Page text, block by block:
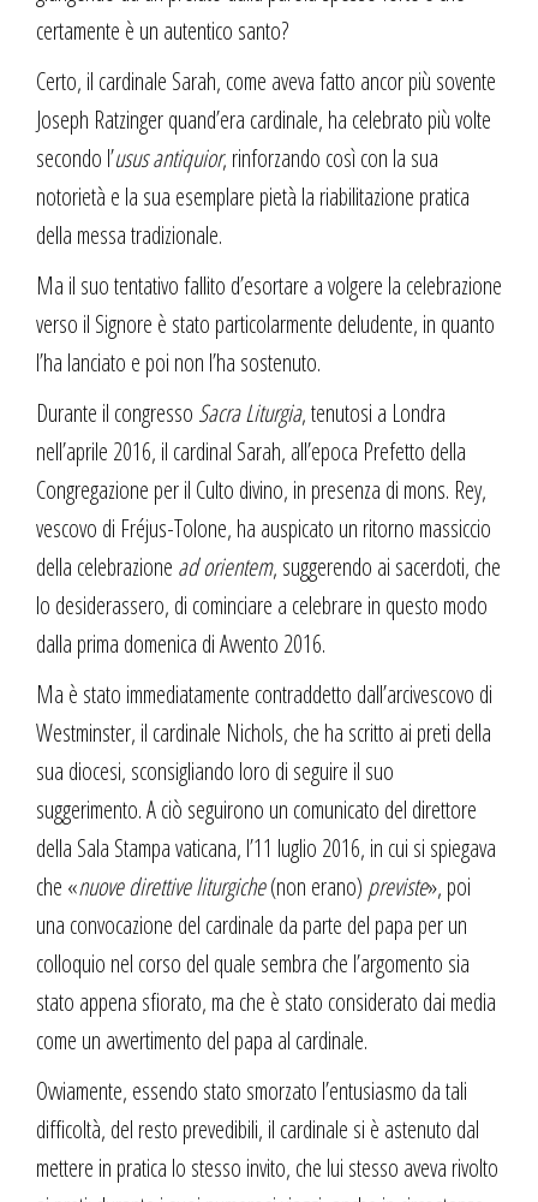
certamente è un autentico santo?
Certo, il cardinale Sarah, come aveva fatto ancor più sovente
Joseph Ratzinger quand’era cardinale, ha celebrato più volte
secondo l’usus antiquior, rinforzando così con la sua
notorietà e la sua esemplare pietà la riabilitazione pratica
della messa tradizionale.
Ma il suo tentativo fallito d’esortare a volgere la celebrazione
verso il Signore è stato particolarmente deludente, in quanto
l’ha lanciato e poi non l’ha sostenuto.
Durante il congresso Sacra Liturgia, tenutosi a Londra
nell’aprile 2016, il cardinal Sarah, all’epoca Prefetto della
Congregazione per il Culto divino, in presenza di mons. Rey,
vescovo di Fréjus-Tolone, ha auspicato un ritorno massiccio
della celebrazione ad orientem, suggerendo ai sacerdoti, che
lo desiderassero, di cominciare a celebrare in questo modo
dalla prima domenica di Avvento 2016.
Ma è stato immediatamente contraddetto dall’arcivescovo di
Westminster, il cardinale Nichols, che ha scritto ai preti della
sua diocesi, sconsigliando loro di seguire il suo
suggerimento. A ciò seguirono un comunicato del direttore
della Sala Stampa vaticana, l’11 luglio 2016, in cui si spiegava
che «nuove direttive liturgiche(non erano) previste», poi
una convocazione del cardinale da parte del papa per un
colloquio nel corso del quale sembra che l’argomento sia
stato appena sfiorato, ma che è stato considerato dai media
come un avvertimento del papa al cardinale.
Ovviamente, essendo stato smorzato l’entusiasmo da tali
difficoltà, del resto prevedibili, il cardinale si è astenuto dal
mettere in pratica lo stesso invito, che lui stesso aveva rivolto